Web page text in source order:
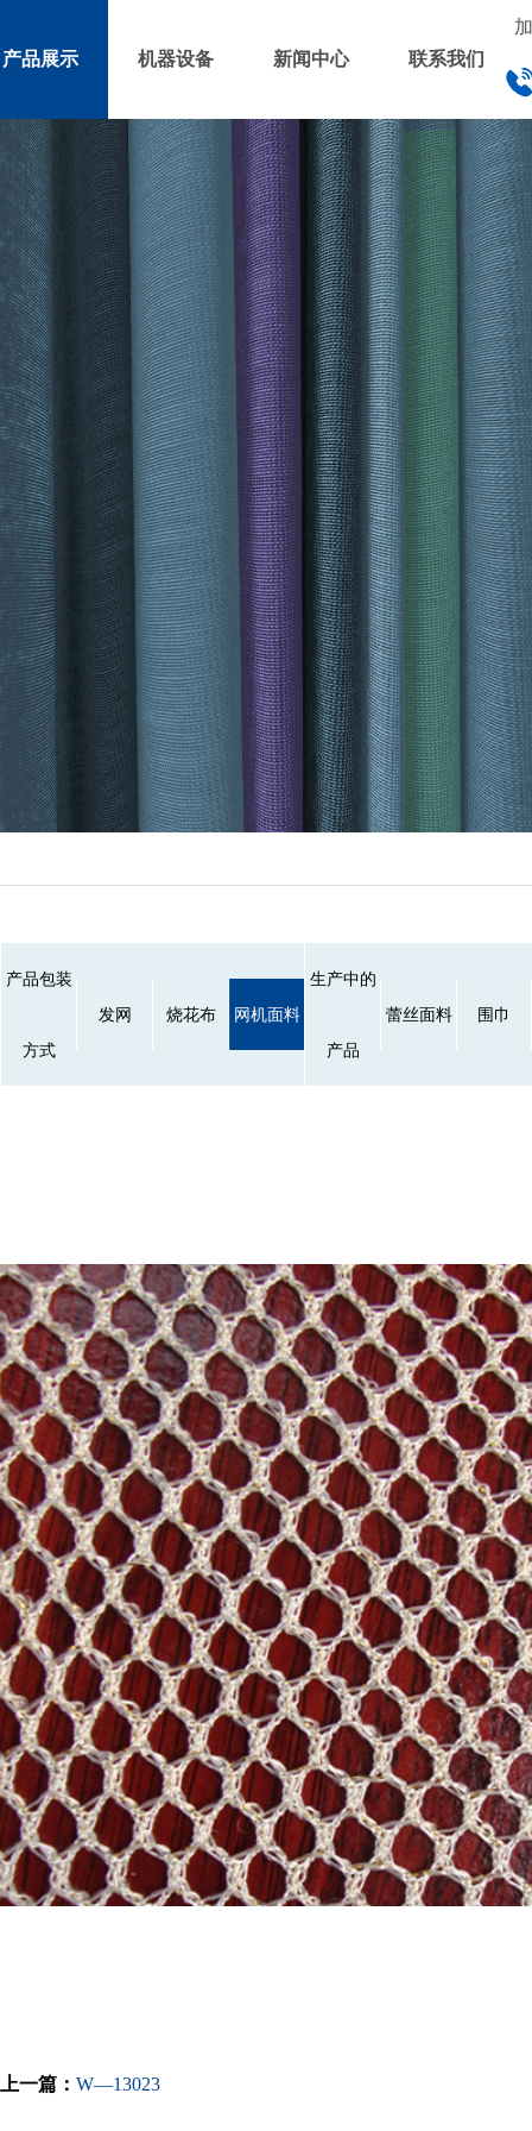
产品展示 机器设备 新闻中心 联系我们
产品包装
方式
发网 烧花布 网机面料
生产中的
产品
蕾丝面料 围巾
上一篇： W—13023